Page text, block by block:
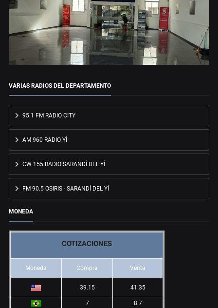
VARIAS RADIOS DEL DEPARTAMENTO
95.1 FM RADIO CITY
AM 960 RADIO YÍ
CW 155 RADIO SARANDÍ DEL YÍ
FM 90.5 OSIRIS - SARANDÍ DEL YÍ
MONEDA
COTIZACIONES
Moneda Compra Venta
39.15 41.35
7 8.7